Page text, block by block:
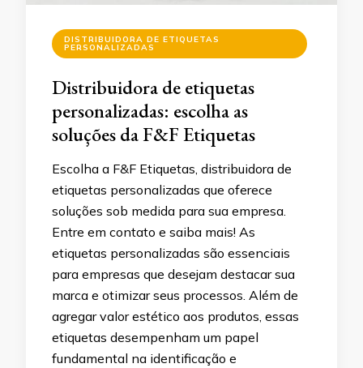
DISTRIBUIDORA DE ETIQUETAS
PERSONALIZADAS
Distribuidora de etiquetas
personalizadas: escolha as
soluções da F&F Etiquetas
Escolha a F&F Etiquetas, distribuidora de
etiquetas personalizadas que oferece
soluções sob medida para sua empresa.
Entre em contato e saiba mais! As
etiquetas personalizadas são essenciais
para empresas que desejam destacar sua
marca e otimizar seus processos. Além de
agregar valor estético aos produtos, essas
etiquetas desempenham um papel
fundamental na identificação e